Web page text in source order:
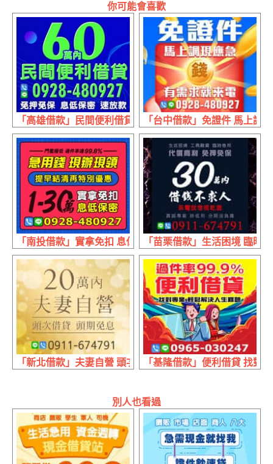
你可能會喜歡
「高雄借款」民間便利借貸 免押免保 | 60萬內 息低保密速
「台中借款」免證件 馬上調
「南投借款」實拿免扣 息低保密 | 1~30萬 急用錢現辦現領
「苗栗借款」生活困境 臨時
「新北借款」夫妻自營 頭次借貸 | 20萬內 頭期免息
「基隆借款」便利借貸 找對
別人也看過